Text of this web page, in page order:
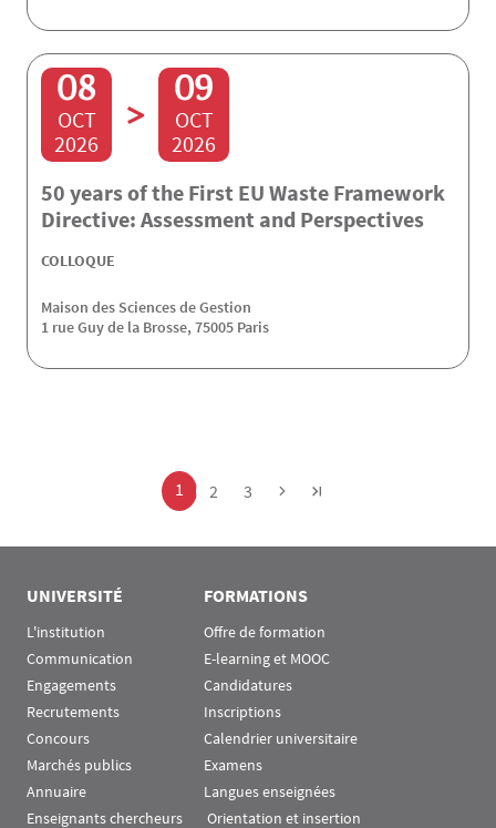
08
OCT
2026
> 09
OCT
2026
50 years of the First EU Waste Framework
Directive: Assessment and Perspectives
COLLOQUE
Maison des Sciences de Gestion
1 rue Guy de la Brosse, 75005 Paris
Page
1 Page
2 Page
3
UNIVERSITÉ
L'institution
Communication
Engagements
Recrutements
Concours
Marchés publics
Annuaire
Enseignants chercheurs
FORMATIONS
Offre de formation
E-learning et MOOC
Candidatures
Inscriptions
Calendrier universitaire
Examens
Langues enseignées
Orientation et insertion